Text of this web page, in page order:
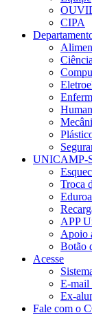
CIPA
UNICAMP-
Troca
APP
Apoio
Botão
Acesse
E-mail
Ex-
Fale com o